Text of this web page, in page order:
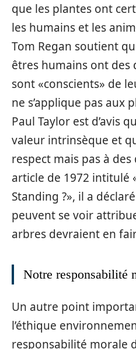
que les plantes ont
les humains et les
Tom Regan soutient
êtres humains ont des
sont «conscients» de
ne s’applique pas aux
Paul Taylor est d’avis
valeur intrinsèque et
respect mais pas à
article de 1972 intitulé
Standing ?», il a
peuvent se voir
arbres devraient en
Notre responsabilité
Un autre point
l’éthique
responsabilité morale